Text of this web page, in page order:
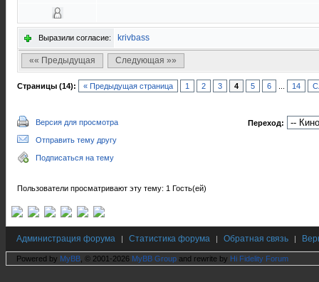
Выразили согласие: krivbass
«« Предыдущая Следующая »»
Страницы (14): « Предыдущая страница 1 2 3 4 5 6 14
Версия для просмотра
Отправить тему другу
Подписаться на тему
Переход:
Пользователи просматривают эту тему: 1 Гость(ей)
Администрация форума | Статистика форума | Обратная связь |
Powered by MyBB , © 2001-2026 MyBB Group and rewrite by Hi Fidelity Forum